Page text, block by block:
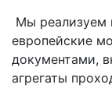
Мы реализуем
европейские
документами,
агрегаты